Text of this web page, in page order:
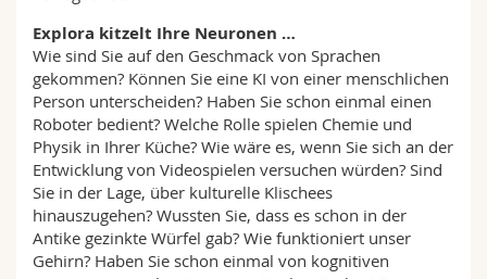
Explora kitzelt Ihre Neuronen …
Wie sind Sie auf den Geschmack von Sprachen
gekommen? Können Sie eine KI von einer menschlichen
Person unterscheiden? Haben Sie schon einmal einen
Roboter bedient? Welche Rolle spielen Chemie und
Physik in Ihrer Küche? Wie wäre es, wenn Sie sich an der
Entwicklung von Videospielen versuchen würden? Sind
Sie in der Lage, über kulturelle Klischees
hinauszugehen? Wussten Sie, dass es schon in der
Antike gezinkte Würfel gab? Wie funktioniert unser
Gehirn? Haben Sie schon einmal von kognitiven